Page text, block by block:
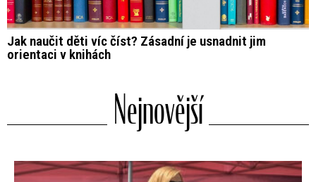
Jak naučit děti víc číst? Zásadní je usnadnit jim
orientaci v knihách
Nejnovější